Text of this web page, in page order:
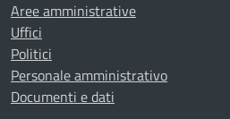
Aree amministrative
Uffici
Politici
Personale amministrativo
Documenti e dati